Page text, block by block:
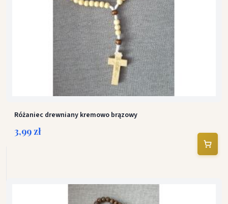
Różaniec drewniany kremowo brązowy
3,99 zł